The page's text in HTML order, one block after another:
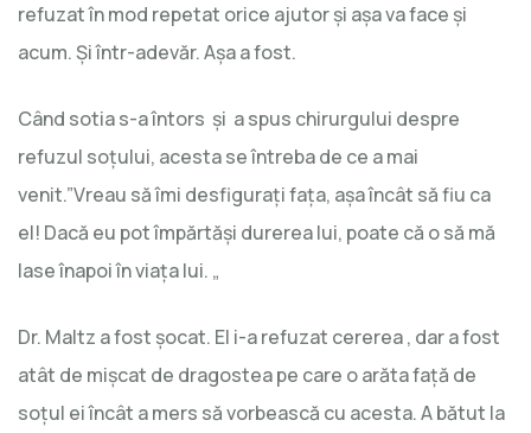
refuzat în mod repetat orice ajutor şi aşa va face şi
acum. Şi într-adevăr. Aşa a fost.
Când sotia s-a întors şi a spus chirurgului despre
refuzul soţului, acesta se întreba de ce a mai
venit.”Vreau să îmi desfiguraţi faţa, așa încât să fiu ca
el! Dacă eu pot împărtăși durerea lui, poate că o să mă
lase înapoi în viața lui. „
Dr. Maltz a fost șocat. El i-a refuzat cererea , dar a fost
atât de mișcat de dragostea pe care o arăta faţă de
soțul ei încât a mers să vorbească cu acesta. A bătut la